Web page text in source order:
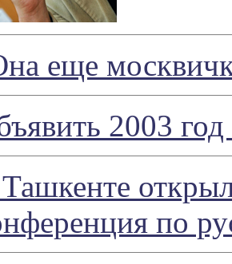
еще
2003
по